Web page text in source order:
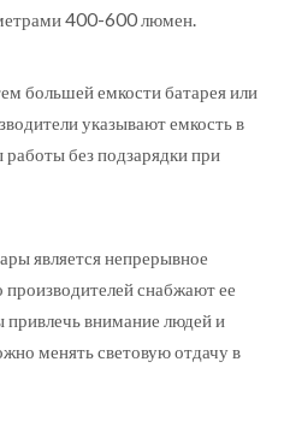
400-600 люмен.
большей емкости батарея или
указывают емкость в
без подзарядки при
является непрерывное
снабжают ее
внимание людей и
менять световую отдачу в